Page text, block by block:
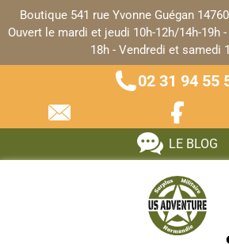
Boutique 541 rue Yvonne Guégan
Ouvert le mardi et jeudi 10h-12h/14h-19h
18h - Vendredi et samedi
02 31 94 55
LE BLOG
Panneau de gestion des cookies